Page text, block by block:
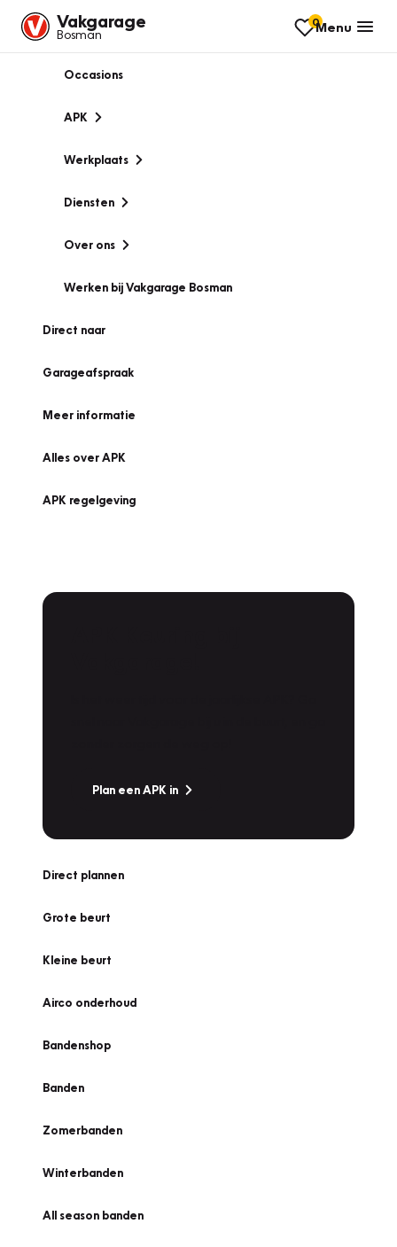
Vakgarage
Bosman
0Menu
Occasions
APK
Werkplaats
Diensten
Over ons
Werken bij Vakgarage Bosman
Direct naar
Garageafspraak
Meer informatie
Alles over APK
APK regelgeving
Plan een APK in
Direct plannen
Grote beurt
Kleine beurt
Airco onderhoud
Bandenshop
Banden
Zomerbanden
Winterbanden
All season banden